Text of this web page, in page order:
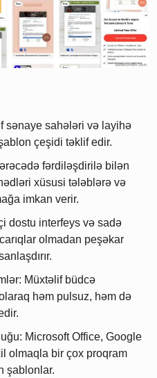
sənaye sahələri və layihə
çeşidi təklif edir.
fərdiləşdirilə bilən
xüsusi tələblərə və
imkan verir.
dostu interfeys və sadə
olmadan peşəkar
Müxtəlif büdcə
həm pulsuz, həm də
Microsoft Office, Google
olmaqla bir çox proqram
şablonlar.